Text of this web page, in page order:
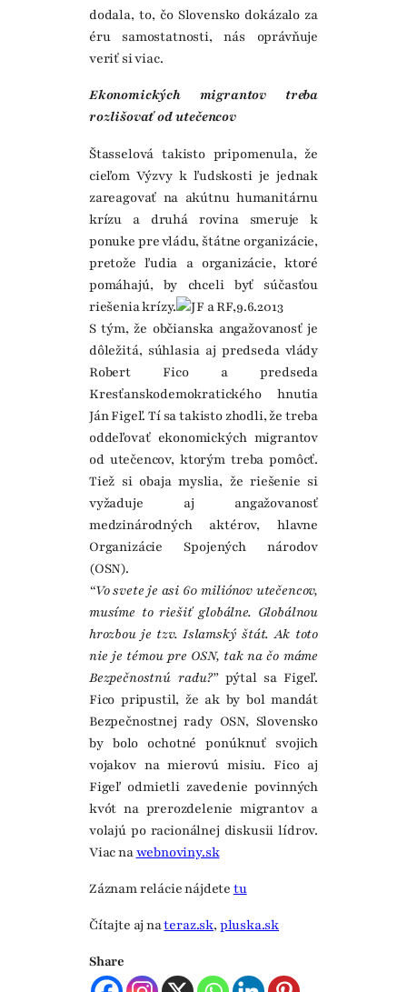
dodala, to, čo Slovensko dokázalo za
éru samostatnosti, nás oprávňuje
veriť si viac.
Ekonomických migrantov treba
rozlišovať od utečencov
Štasselová takisto pripomenula, že
cieľom Výzvy k ľudskosti je jednak
zareagovať na akútnu humanitárnu
krízu a druhá rovina smeruje k
ponuke pre vládu, štátne organizácie,
pretože ľudia a organizácie, ktoré
pomáhajú, by chceli byť súčasťou
riešenia krízy.
S tým, že občianska angažovanosť je
dôležitá, súhlasia aj predseda vlády
Robert Fico a predseda
Kresťanskodemokratického hnutia
Ján Figeľ. Tí sa takisto zhodli, že treba
oddeľovať ekonomických migrantov
od utečencov, ktorým treba pomôcť.
Tiež si obaja myslia, že riešenie si
vyžaduje aj angažovanosť
medzinárodných aktérov, hlavne
Organizácie Spojených národov
(OSN).
“Vo svete je asi 60 miliónov utečencov,
musíme to riešiť globálne. Globálnou
hrozbou je tzv. Islamský štát. Ak toto
nie je témou pre OSN, tak na čo máme
Bezpečnostnú radu?”pýtal sa Figeľ.
Fico pripustil, že ak by bol mandát
Bezpečnostnej rady OSN, Slovensko
by bolo ochotné ponúknuť svojich
vojakov na mierovú misiu. Fico aj
Figeľ odmietli zavedenie povinných
kvót na prerozdelenie migrantov a
volajú po racionálnej diskusii lídrov.
Viac nawebnoviny.sk
Záznam relácie nájdete tu
Čítajte aj nateraz.sk,pluska.sk
Share